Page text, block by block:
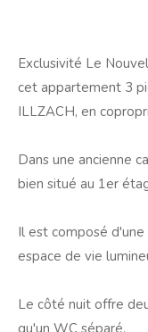
Exclusivité Le
cet appartement 3
ILLZACH, en
Dans une ancienne
bien situé au 1er
Il est composé
espace de vie
Le côté nuit offre
qu'un WC séparé.